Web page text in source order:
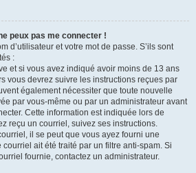
peux pas me connecter !
d’utilisateur et votre mot de passe. S’ils sont
:
et si vous avez indiqué avoir moins de 13 ans
vous devrez suivre les instructions reçues par
également nécessiter que toute nouvelle
par vous-même ou par un administrateur avant
Cette information est indiquée lors de
reçu un courriel, suivez ses instructions.
il se peut que vous ayez fourni une
ait été traité par un filtre anti-spam. Si
fournie, contactez un administrateur.